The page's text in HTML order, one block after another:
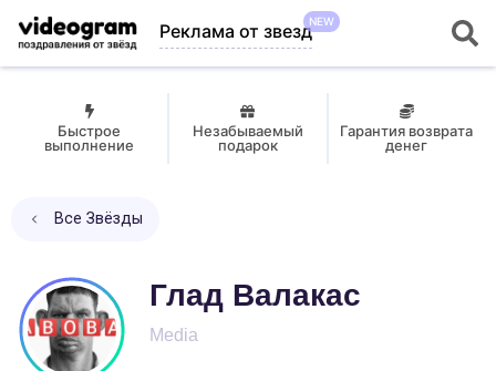
Реклама от звездNEW
Быстрое
выполнение
Незабываемый
подарок
Гарантия возврата
денег
Все Звёзды
Глад Валакас
Media